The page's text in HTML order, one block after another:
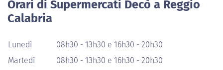
Orari di Supermercati Decò a Reggio
Calabria
Lunedì
08h30 - 13h30 e 16h30 - 20h30
Martedì
08h30 - 13h30 e 16h30 - 20h30